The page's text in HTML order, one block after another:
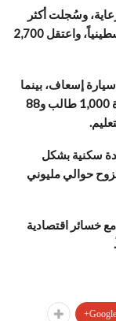
وسُجلت أكثر
من 4,441 حالة إجهاض، فيما أصيب 62,853 فلسطينياً، واعتقل 2,700
وفي القطاع الصحي دُمّرت 22 مستشفى و211 سيارة إسعاف، بينما
دُمرت المؤسسات التعليمية بنسبة كبيرة مع وفاة 1,000 طالب و88
التحتية فقد شملت تدمير 106,400 وحدة سكنية بشكل
و41,000 جزئياً، مع نزوح حوالي مليوني
خسائر اقتصادية
Google+